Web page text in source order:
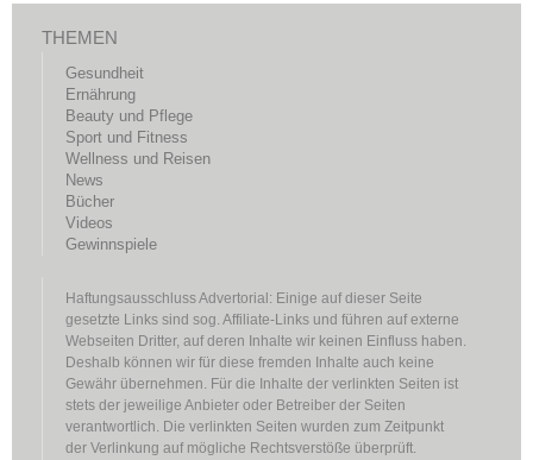
THEMEN
Gesundheit
Ernährung
Beauty und Pflege
Sport und Fitness
Wellness und Reisen
News
Bücher
Videos
Gewinnspiele
Haftungsausschluss Advertorial: Einige auf dieser Seite
gesetzte Links sind sog. Affiliate-Links und führen auf externe
Webseiten Dritter, auf deren Inhalte wir keinen Einfluss haben.
Deshalb können wir für diese fremden Inhalte auch keine
Gewähr übernehmen. Für die Inhalte der verlinkten Seiten ist
stets der jeweilige Anbieter oder Betreiber der Seiten
verantwortlich. Die verlinkten Seiten wurden zum Zeitpunkt
der Verlinkung auf mögliche Rechtsverstöße überprüft.